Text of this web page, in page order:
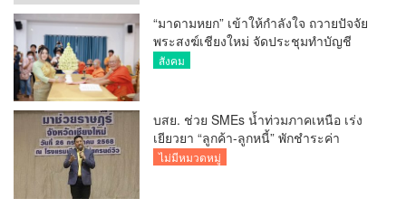
“มาดามหยก” เข้าให้กำลังใจ ถวายปัจจัย
พระสงฆ์เชียงใหม่ จัดประชุมทำบัญชี
รายรับรายจ่ายของวัด กว่า 300 รูป ที่วัด
สังคม
บสย. ช่วย SMEs น้ำท่วมภาคเหนือ เร่ง
เยียวยา “ลูกค้า-ลูกหนี้” พักชำระค่า
ธรรมเนียม-ค่างวด
ไม่มีหมวดหมู่